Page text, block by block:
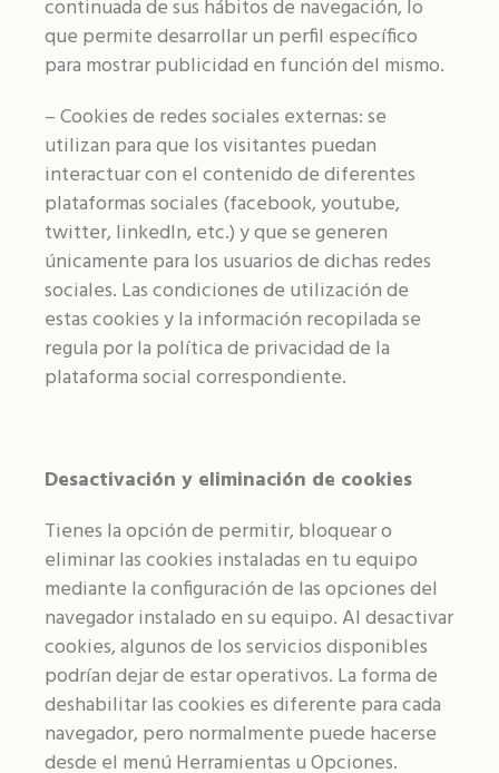
continuada de sus hábitos de navegación, lo
que permite desarrollar un perfil específico
para mostrar publicidad en función del mismo.
– Cookies de redes sociales externas: se
utilizan para que los visitantes puedan
interactuar con el contenido de diferentes
plataformas sociales (facebook, youtube,
twitter, linkedIn, etc.) y que se generen
únicamente para los usuarios de dichas redes
sociales. Las condiciones de utilización de
estas cookies y la información recopilada se
regula por la política de privacidad de la
plataforma social correspondiente.
Desactivación y eliminación de cookies
Tienes la opción de permitir, bloquear o
eliminar las cookies instaladas en tu equipo
mediante la configuración de las opciones del
navegador instalado en su equipo. Al desactivar
cookies, algunos de los servicios disponibles
podrían dejar de estar operativos. La forma de
deshabilitar las cookies es diferente para cada
navegador, pero normalmente puede hacerse
desde el menú Herramientas u Opciones.